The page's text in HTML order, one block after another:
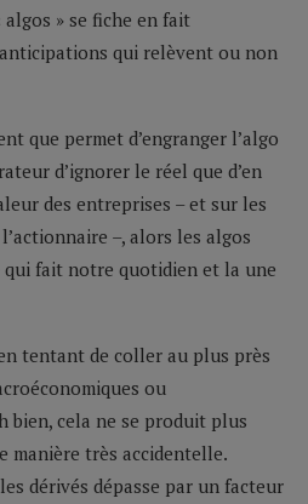
» se fiche en fait
qui relèvent ou non
que permet d’engranger l’algo
d’ignorer le réel que d’en
des entreprises – et sur les
–, alors les algos
fait notre quotidien et la une
tentant de coller au plus près
ou
bien, cela ne se produit plus
manière très accidentelle.
dérivés dépasse par un facteur